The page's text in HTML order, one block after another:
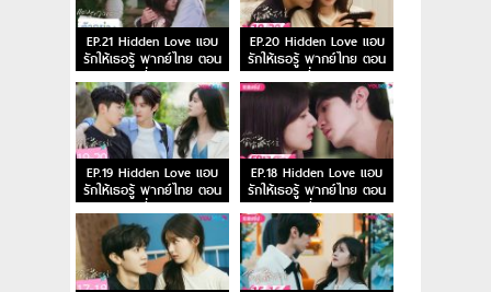
EP.21 Hidden Love แอบ
รักให้เธอรู้ พากย์ไทย ตอน
ที่ 21
EP.20 Hidden Love แอบ
รักให้เธอรู้ พากย์ไทย ตอน
ที่ 20
EP.19 Hidden Love แอบ
รักให้เธอรู้ พากย์ไทย ตอน
ที่ 19
EP.18 Hidden Love แอบ
รักให้เธอรู้ พากย์ไทย ตอน
ที่ 18